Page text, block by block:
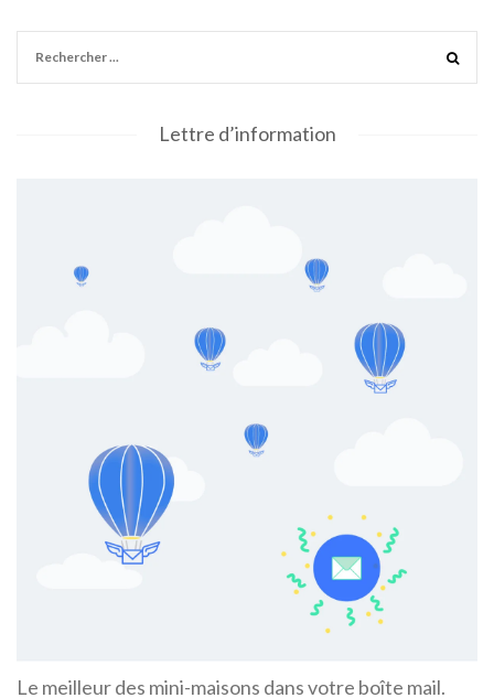
Lettre d’information
Le meilleur des mini-maisons dans votre boîte mail.